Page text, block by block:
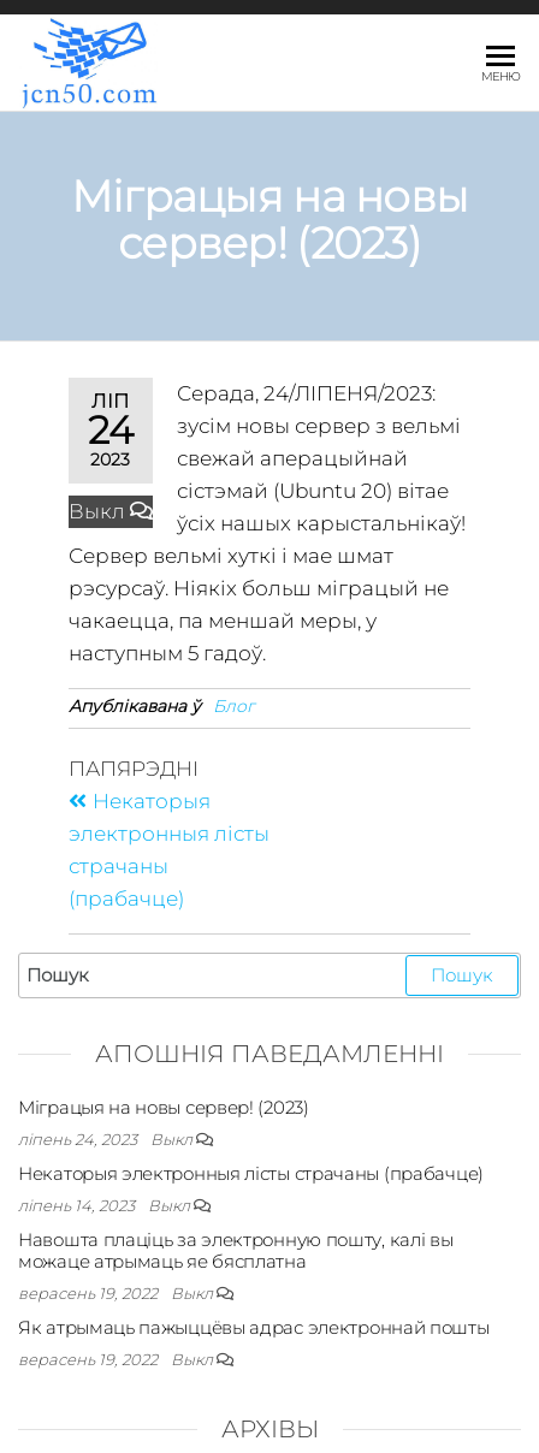
МЕНЮ
Міграцыя на новы
сервер! (2023)
ЛІП
24
2023
Выкл
Серада, 24/ЛІПЕНЯ/2023:
зусім новы сервер з вельмі
свежай аперацыйнай
сістэмай (Ubuntu 20) вітае
ўсіх нашых карыстальнікаў!
Сервер вельмі хуткі і мае шмат
рэсурсаў. Ніякіх больш міграцый не
чакаецца, па меншай меры, у
наступным 5 гадоў.
Апублікавана ў Блог
ПАПЯРЭДНІ
Некаторыя
электронныя лісты
страчаны
(прабачце)
АПОШНІЯ ПАВЕДАМЛЕННІ
Міграцыя на новы сервер! (2023)
ліпень 24, 2023 Выкл
Некаторыя электронныя лісты страчаны (прабачце)
ліпень 14, 2023 Выкл
Навошта плаціць за электронную пошту, калі вы
можаце атрымаць яе бясплатна
верасень 19, 2022 Выкл
Як атрымаць пажыццёвы адрас электроннай пошты
верасень 19, 2022 Выкл
АРХІВЫ